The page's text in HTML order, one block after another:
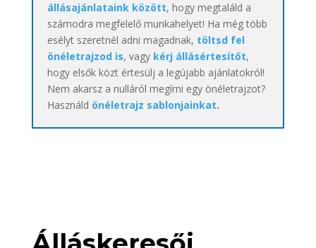
állásajánlataink között, hogy megtaláld a
számodra megfelelő munkahelyet! Ha még több
esélyt szeretnél adni magadnak, töltsd fel
önéletrajzod is, vagy kérj állásértesítőt,
hogy elsők közt értesülj a legújabb ajánlatokról!
Nem akarsz a nulláról megírni egy önéletrajzot?
Használd önéletrajz sablonjainkat.